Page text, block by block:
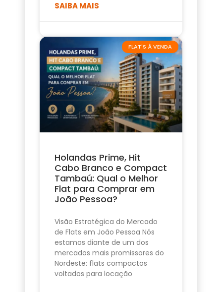
SAIBA MAIS
FLAT'S À VENDA
Holandas Prime, Hit
Cabo Branco e Compact
Tambaú: Qual o Melhor
Flat para Comprar em
João Pessoa?
Visão Estratégica do Mercado
de Flats em João Pessoa Nós
estamos diante de um dos
mercados mais promissores do
Nordeste: flats compactos
voltados para locação